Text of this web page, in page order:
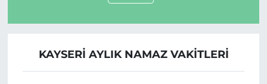
KAYSERİ AYLIK NAMAZ VAKITLERI